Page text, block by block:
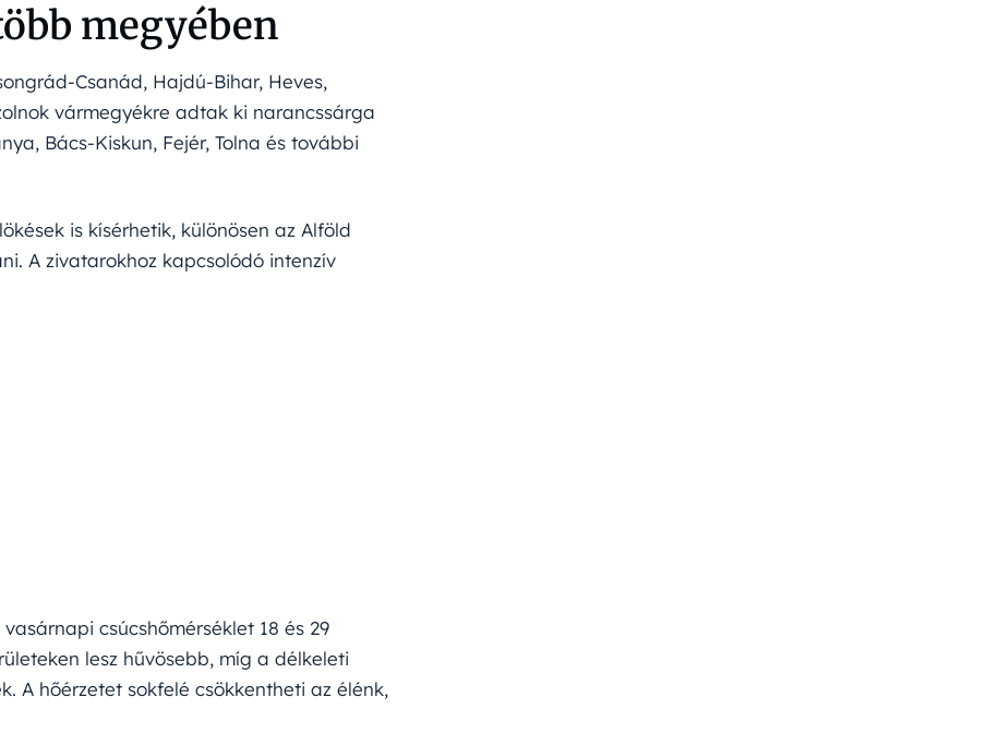
megyében
Csanád, Hajdú-Bihar, Heves,
vármegyékre adtak ki narancssárga
Bács-Kiskun, Fejér, Tolna és további
is kísérhetik, különösen az Alföld
A zivatarokhoz kapcsolódó intenzív
csúcshőmérséklet 18 és 29
lesz hűvösebb, míg a délkeleti
A hőérzetet sokfelé csökkentheti az élénk,